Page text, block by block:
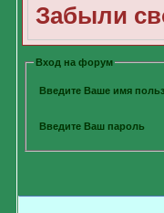
Забыли
Вход на форум
Введите Ваше имя
Введите Ваш пароль